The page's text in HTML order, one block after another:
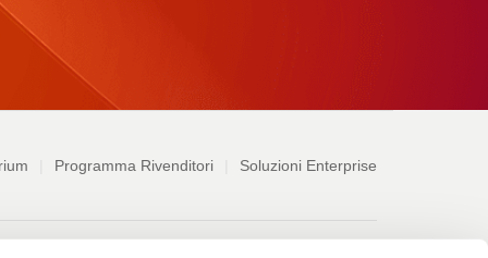
Programma Rivenditori Soluzioni Enterprise